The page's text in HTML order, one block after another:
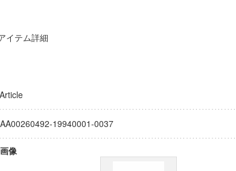
イテム詳細
Article
AA00260492-19940001-0037
画像